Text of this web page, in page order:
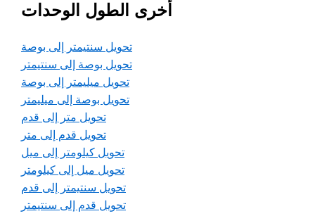
أخرى الطول الوحدات
تحويل سنتيمتر إلى بوصة
تحويل بوصة إلى سنتيمتر
تحويل ميليمتر إلى بوصة
تحويل بوصة إلى ميليمتر
تحويل متر إلى قدم
تحويل قدم إلى متر
تحويل كيلومتر إلى ميل
تحويل ميل إلى كيلومتر
تحويل سنتيمتر إلى قدم
تحويل قدم إلى سنتيمتر